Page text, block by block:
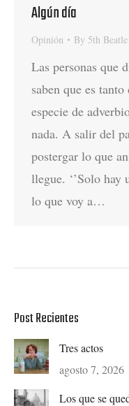
Algún día
Opinión By 5th Beatle
Las personas que
saben que es
especie de
nada. A salir del
postergar lo que
llegue. ‘’Solo hay
lo que voy a…
Post Recientes
Tres actos
agosto 7, 2026
Los que se